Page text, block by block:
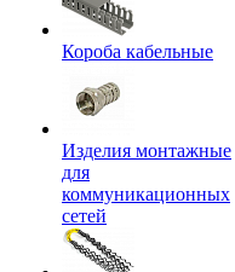
Короба кабельные
Изделия монтажные
для
коммуникационных
сетей